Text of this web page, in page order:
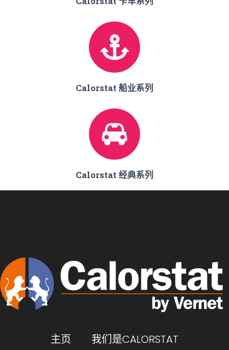
Calorstat 船业系列
Calorstat 经典系列
主页 我们是CALORSTAT